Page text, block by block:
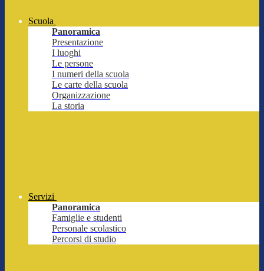
Scuola
Panoramica
Presentazione
I luoghi
Le persone
I numeri della scuola
Le carte della scuola
Organizzazione
La storia
Servizi
Panoramica
Famiglie e studenti
Personale scolastico
Percorsi di studio